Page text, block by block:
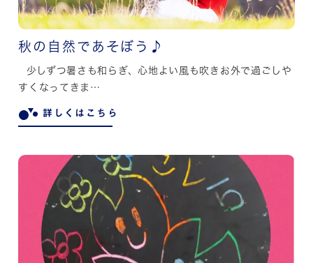
秋の自然であそぼう♪
少しずつ暑さも和らぎ、心地よい風も吹きお外で過ごしや
すくなってきま…
詳しくはこちら